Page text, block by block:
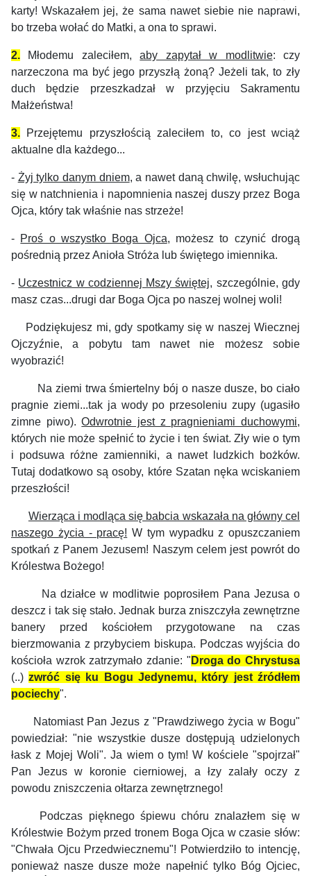
karty! Wskazałem jej, że sama nawet siebie nie naprawi,
bo trzeba wołać do Matki, a ona to sprawi.
2. Młodemu zaleciłem,aby zapytał w modlitwie: czy
narzeczona ma być jego przyszłą żoną? Jeżeli tak, to zły
duch będzie przeszkadzał w przyjęciu Sakramentu
Małżeństwa!
3. Przejętemu przyszłością zaleciłem to, co jest wciąż
aktualne dla każdego...
- Żyj tylko danym dniem, a nawet daną chwilę, wsłuchując
się w natchnienia i napomnienia naszej duszy przez Boga
Ojca, który tak właśnie nas strzeże!
- Proś o wszystko Boga Ojca, możesz to czynić drogą
pośrednią przez Anioła Stróża lub świętego imiennika.
- Uczestnicz w codziennej Mszy świętej, szczególnie, gdy
masz czas...drugi dar Boga Ojca po naszej wolnej woli!
Podziękujesz mi, gdy spotkamy się w naszej Wiecznej
Ojczyźnie, a pobytu tam nawet nie możesz sobie
wyobrazić!
Na ziemi trwa śmiertelny bój o nasze dusze, bo ciało
pragnie ziemi...tak ja wody po przesoleniu zupy (ugasiło
zimne piwo).Odwrotnie jest z pragnieniami duchowymi,
których nie może spełnić to życie i ten świat. Zły wie o tym
i podsuwa różne zamienniki, a nawet ludzkich bożków.
Tutaj dodatkowo są osoby, które Szatan nęka wciskaniem
przeszłości!
Wierząca i modląca się babcia wskazała na główny cel
naszego życia - pracę! W tym wypadku z opuszczaniem
spotkań z Panem Jezusem! Naszym celem jest powrót do
Królestwa Bożego!
Na działce w modlitwie poprosiłem Pana Jezusa o
deszcz i tak się stało. Jednak burza zniszczyła zewnętrzne
banery przed kościołem przygotowane na czas
bierzmowania z przybyciem biskupa. Podczas wyjścia do
kościoła wzrok zatrzymało zdanie: " Droga do Chrystusa
(..)zwróć się ku Bogu Jedynemu, który jest źródłem
pociechy".
Natomiast Pan Jezus z "Prawdziwego życia w Bogu"
powiedział: "nie wszystkie dusze dostępują udzielonych
łask z Mojej Woli". Ja wiem o tym! W kościele "spojrzał"
Pan Jezus w koronie cierniowej, a łzy zalały oczy z
powodu zniszczenia ołtarza zewnętrznego!
Podczas pięknego śpiewu chóru znalazłem się w
Królestwie Bożym przed tronem Boga Ojca w czasie słów:
"Chwała Ojcu Przedwiecznemu"! Potwierdziło to intencję,
ponieważ nasze dusze może napełnić tylko Bóg Ojciec,